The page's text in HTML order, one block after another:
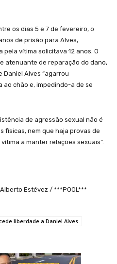
os dias 5 e 7 de fevereiro, o
de prisão para Alves,
vítima solicitava 12 anos. O
atenuante de reparação do dano,
Alves “agarrou
ao chão e, impedindo-a de se
de agressão sexual não é
físicas, nem que haja provas de
a manter relações sexuais”.
Estévez / ***POOL***
liberdade a Daniel Alves